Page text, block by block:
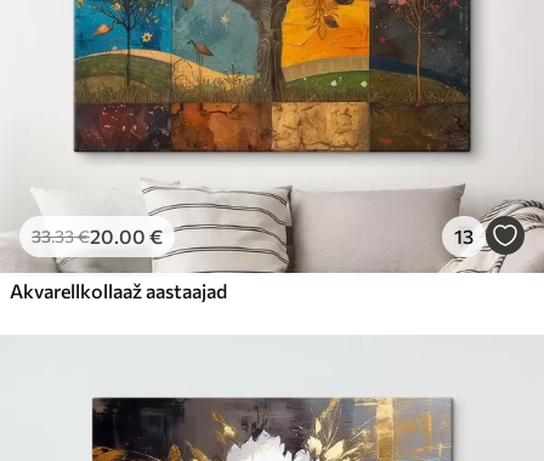
33.33€20.00 € 13
Akvarellkollaaž aastaajad